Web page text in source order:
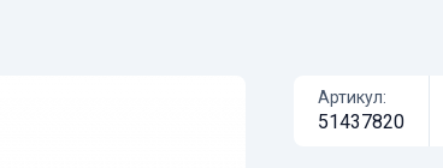
Артикул:
51437820